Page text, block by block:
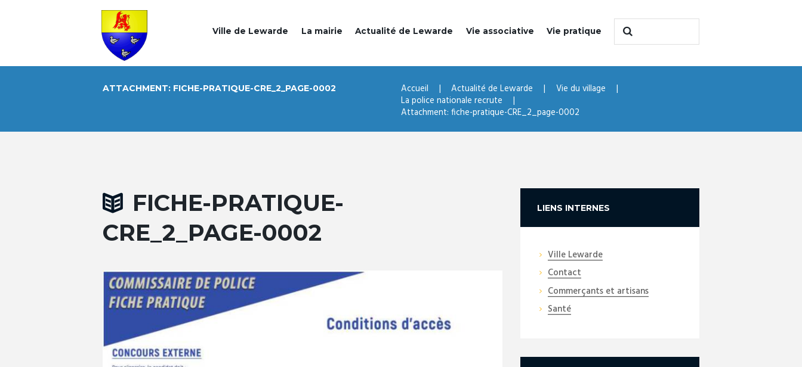
Ville de Lewarde La mairie Actualité de Lewarde Vie associative Vie pratique
ATTACHMENT: FICHE-PRATIQUE-CRE_2_PAGE-0002 Accueil Actualité de Lewarde
Vie du village
La police nationale recrute
Attachment: fiche-pratique-CRE_2_page-0002
FICHE-PRATIQUE-
CRE_2_PAGE-0002
LIENS INTERNES
Ville Lewarde
Contact
Commerçants et artisans
Santé